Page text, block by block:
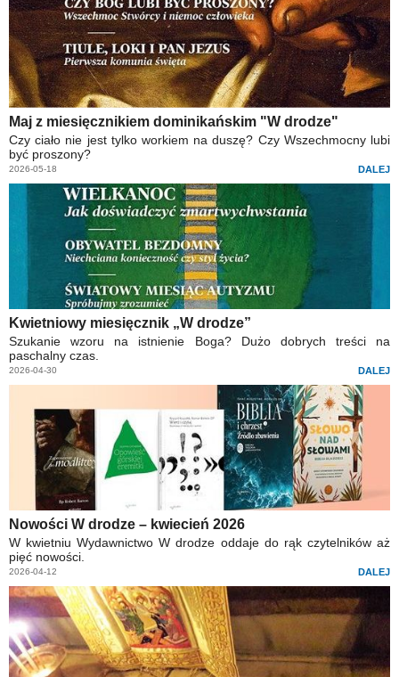
Maj z miesięcznikiem dominikańskim "W drodze"
Czy ciało nie jest tylko workiem na duszę? Czy Wszechmocny lubi
być proszony?
2026-05-18 DALEJ
Kwietniowy miesięcznik „W drodze”
Szukanie wzoru na istnienie Boga? Dużo dobrych treści na
paschalny czas.
2026-04-30 DALEJ
Nowości W drodze – kwiecień 2026
W kwietniu Wydawnictwo W drodze oddaje do rąk czytelników aż
pięć nowości.
2026-04-12 DALEJ